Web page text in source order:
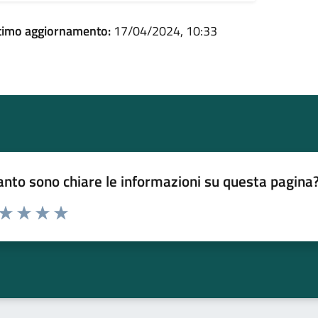
aggiornamento: 17/04/2024, 10:33
sono chiare le informazioni su questa
da 1 a 5 stelle la pagina